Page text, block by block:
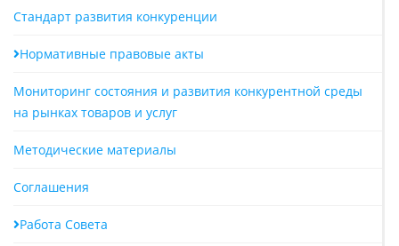
Стандарт развития конкуренции
Нормативные правовые акты
Мониторинг состояния и развития конкурентной среды
на рынках товаров и услуг
Методические материалы
Соглашения
Работа Совета